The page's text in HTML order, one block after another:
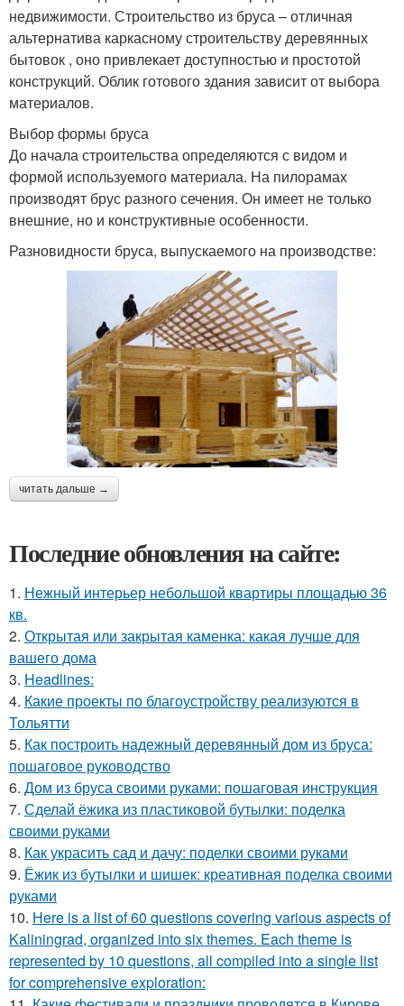
недвижимости. Строительство из бруса – отличная
альтернатива каркасному строительству деревянных
бытовок , оно привлекает доступностью и простотой
конструкций. Облик готового здания зависит от выбора
материалов.
Выбор формы бруса
До начала строительства определяются с видом и
формой используемого материала. На пилорамах
производят брус разного сечения. Он имеет не только
внешние, но и конструктивные особенности.
Разновидности бруса, выпускаемого на производстве:
читать дальше →
Последние обновления на сайте:
1. Нежный интерьер небольшой квартиры площадью 36
кв.
2. Открытая или закрытая каменка: какая лучше для
вашего дома
3. Headlines:
4. Какие проекты по благоустройству реализуются в
Тольятти
5. Как построить надежный деревянный дом из бруса:
пошаговое руководство
6. Дом из бруса своими руками: пошаговая инструкция
7. Сделай ёжика из пластиковой бутылки: поделка
своими руками
8. Как украсить сад и дачу: поделки своими руками
9. Ёжик из бутылки и шишек: креативная поделка своими
руками
10. Here is a list of 60 questions covering various aspects of
Kaliningrad, organized into six themes. Each theme is
represented by 10 questions, all compiled into a single list
for comprehensive exploration: